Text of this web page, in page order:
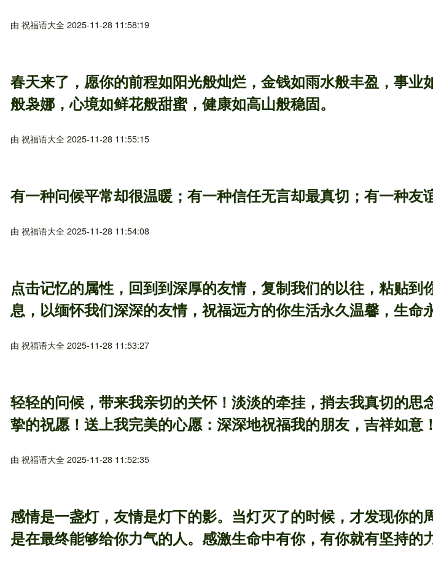
由 祝福语大全2025-11-28 11:58:19
春天来了，愿你的前程如阳光般灿烂，金钱如雨水般丰盈，事业
般袅娜，心境如鲜花般甜蜜，健康如高山般稳固。
由 祝福语大全2025-11-28 11:55:15
有一种问候平常却很温暖；有一种信任无言却最真切；有一种友
由 祝福语大全2025-11-28 11:54:08
点击记忆的属性，回到到深厚的友情，复制我们的以往，粘贴到
息，以缅怀我们深深的友情，祝福远方的你生活永久温馨，生命
由 祝福语大全2025-11-28 11:53:27
轻轻的问候，带来我亲切的关怀！淡淡的牵挂，捎去我真切的思
挚的祝愿！送上我完美的心愿：深深地祝福我的朋友，吉祥如意
由 祝福语大全2025-11-28 11:52:35
感情是一盏灯，友情是灯下的影。当灯灭了的时候，才发现你的
是在最终能够给你力气的人。感激生命中有你，有你就有坚持的